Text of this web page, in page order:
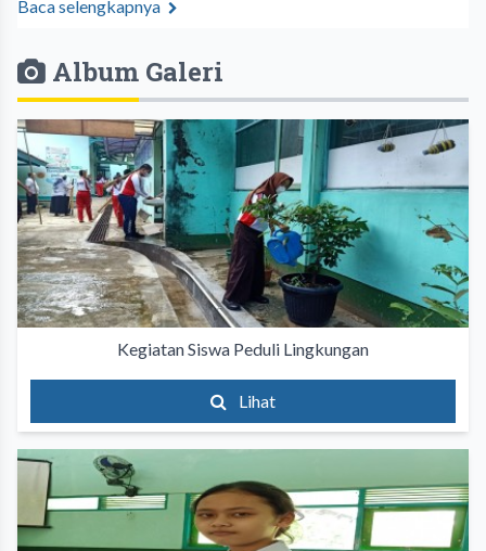
Baca selengkapnya
Album Galeri
Kegiatan Siswa Peduli Lingkungan
Lihat